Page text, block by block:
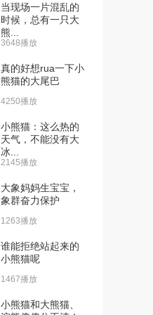
当现场一片混乱的
时候，总有一只大
熊...
3648播放
真的好想rua一下小
熊猫的大尾巴
4250播放
小熊猫：这么热的
天气，不能没有大
冰...
2145播放
大象妈妈生宝宝，
象群奋力保护
1263播放
谁能拒绝站起来的
小熊猫呢
1467播放
小熊猫和大熊猫、